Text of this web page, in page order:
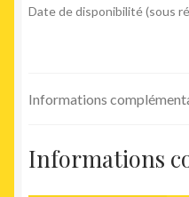
Date de disponibilité (sous
Informations
Informations